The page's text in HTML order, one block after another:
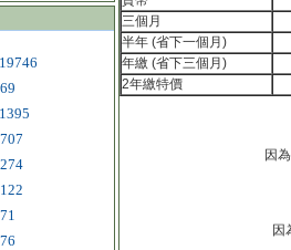
三個月
半年 (省下一個月)
年繳 (省下三個月)
2年繳特價
因